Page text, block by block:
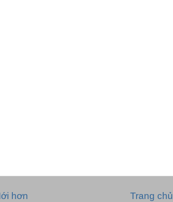
hơn Trang chủ